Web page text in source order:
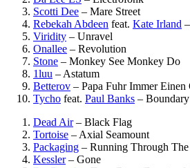
Scotti Dee – Mare Street
Rebekah Abdeen feat. Kate Irland –
Viridity – Unravel
Onallee – Revolution
Stone – Monkey See Monkey Do
1luu – Astatum
Betterov – Papa Fuhr Immer
Tycho feat. Paul Banks –
Dead Air– Black Flag
Tortoise – Axial Seamount
Packaging – Running Through
Kessler– Gone